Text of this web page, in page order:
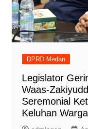
DPRD Medan
Legislator
Waas-
Seremonial
Keluhan Warga